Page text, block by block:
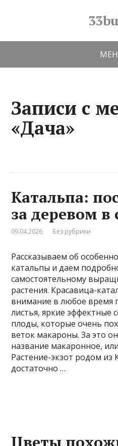
Записи с
«Дача»
Катальпа:
за деревом в
09.04.2026 Без рубрики
Рассказываем об
катальпы и даем
самостоятельному
растения. Красавица-
внимание в любое время
листья, яркие эффектные
плоды, которые очень
веток макароны. За это
название макаронное,
Растение-экзот родом из
достаточно …
Цветы